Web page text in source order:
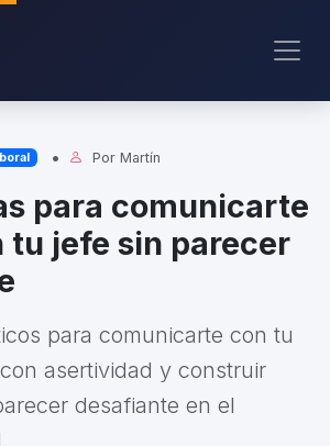
• PorMartín
para comunicarte
tu jefe sin parecer
para comunicarte con tu
asertividad y construir
desafiante en el